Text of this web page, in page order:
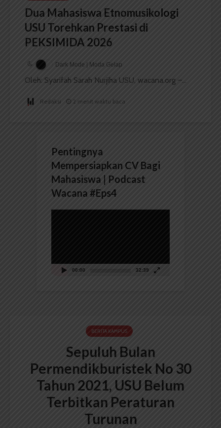
Dua Mahasiswa Etnomusikologi
USU Torehkan Prestasi di
PEKSIMIDA 2026
Dark Mode | Moda Gelap
Oleh: Syarifah Sarah Nurjiha USU, wacana.org –...
Redaksi 2 menit waktu baca
Pentingnya
Mempersiapkan CV Bagi
Mahasiswa | Podcast
Wacana #Eps4
00:00 32:39
BERITA KAMPUS
Sepuluh Bulan
Permendikburistek No 30
Tahun 2021, USU Belum
Terbitkan Peraturan
Turunan